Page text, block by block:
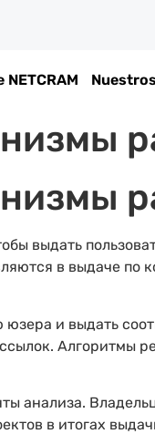
NETCRAM
выдать
в выдаче по
и выдать
Алгоритмы
анализа.
в итогах